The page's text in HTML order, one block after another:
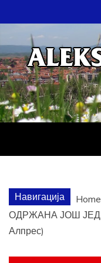
to
content
ДРУШТВО,
СПОРТ,
Навигација Home
ОДРЖАНА ЈОШ
Алпрес)